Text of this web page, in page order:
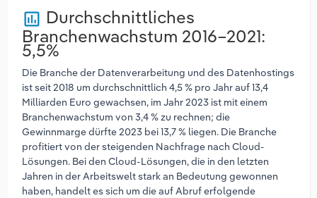
poll Durchschnittliches
Branchenwachstum 2016–2021:
5,5%
Die Branche der Datenverarbeitung und des Datenhostings
ist seit 2018 um durchschnittlich 4,5 % pro Jahr auf 13,4
Milliarden Euro gewachsen, im Jahr 2023 ist mit einem
Branchenwachstum von 3,4 % zu rechnen; die
Gewinnmarge dürfte 2023 bei 13,7 % liegen. Die Branche
profitiert von der steigenden Nachfrage nach Cloud-
Lösungen. Bei den Cloud-Lösungen, die in den letzten
Jahren in der Arbeitswelt stark an Bedeutung gewonnen
haben, handelt es sich um die auf Abruf erfolgende